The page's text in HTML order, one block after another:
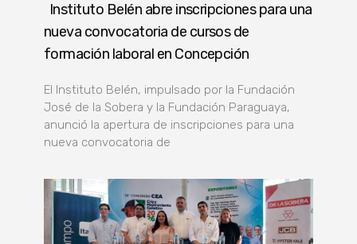
Instituto Belén abre inscripciones para una
nueva convocatoria de cursos de
formación laboral en Concepción
El Instituto Belén, impulsado por la Fundación
José de la Sobera y la Fundación Paraguaya,
anunció la apertura de inscripciones para una
nueva convocatoria de